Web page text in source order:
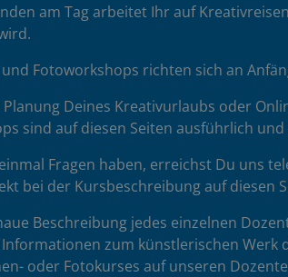
am Tag arbeitet Ihr auf
Fotoworkshops richten sich an
Deines Kreativurlaubs oder
sind auf diesen Seiten ausführlich
Fragen haben, erreichst Du uns
bei der Kursbeschreibung auf diesen
Beschreibung jedes einzelnen
zum künstlerischen Werk
oder Fotokurses auf unseren